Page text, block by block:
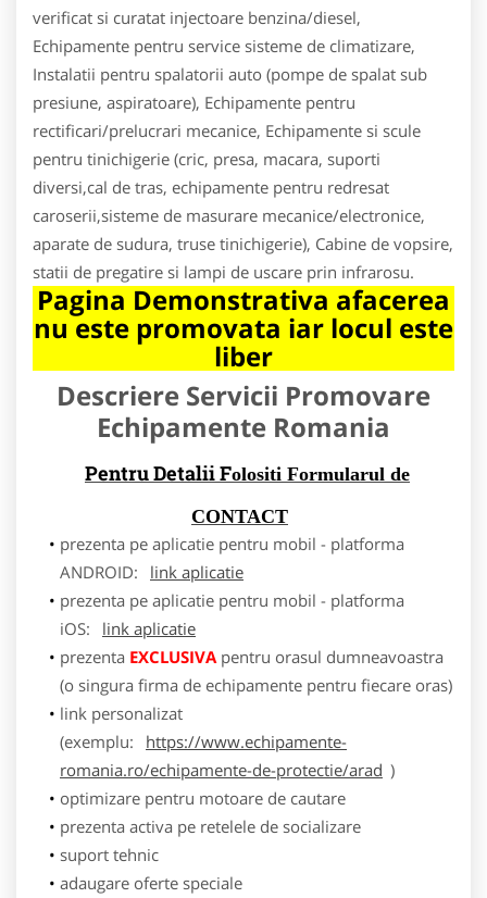
verificat si curatat injectoare benzina/diesel,
Echipamente pentru service sisteme de climatizare,
Instalatii pentru spalatorii auto (pompe de spalat sub
presiune, aspiratoare), Echipamente pentru
rectificari/prelucrari mecanice, Echipamente si scule
pentru tinichigerie (cric, presa, macara, suporti
diversi,cal de tras, echipamente pentru redresat
caroserii,sisteme de masurare mecanice/electronice,
aparate de sudura, truse tinichigerie), Cabine de vopsire,
statii de pregatire si lampi de uscare prin infrarosu.
Pagina Demonstrativa afacerea
nu este promovata iar locul este
liber
Descriere Servicii Promovare
Echipamente Romania
Pentru Detalii Folositi Formularul de
CONTACT
prezenta pe aplicatie pentru mobil - platforma
ANDROID:
link aplicatie
prezenta pe aplicatie pentru mobil - platforma
iOS:
link aplicatie
prezenta EXCLUSIVApentru orasul dumneavoastra
(o singura firma de echipamente pentru fiecare oras)
link personalizat
(exemplu:
https://www.echipamente-
romania.ro/echipamente-de-protectie/arad )
optimizare pentru motoare de cautare
prezenta activa pe retelele de socializare
suport tehnic
adaugare oferte speciale